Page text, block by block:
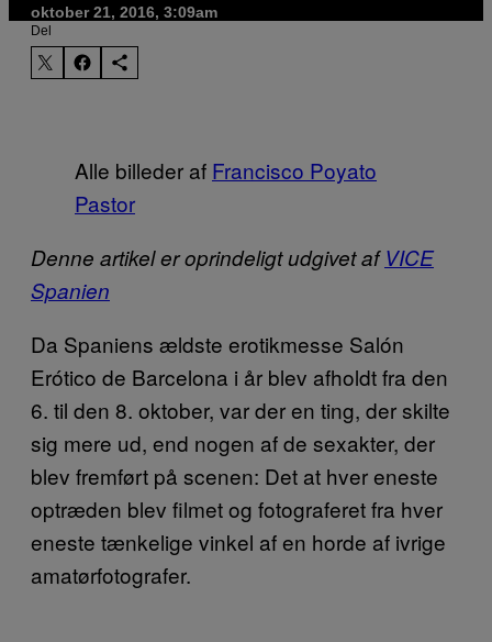
oktober 21, 2016, 3:09am
Del
Alle billeder af Francisco Poyato
Pastor
Denne artikel er oprindeligt udgivet afVICE
Spanien
Da Spaniens ældste erotikmesse Salón
Erótico de Barcelona i år blev afholdt fra den
6. til den 8. oktober, var der en ting, der skilte
sig mere ud, end nogen af de sexakter, der
blev fremført på scenen: Det at hver eneste
optræden blev filmet og fotograferet fra hver
eneste tænkelige vinkel af en horde af ivrige
amatørfotografer.